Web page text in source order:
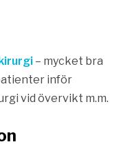
– mycket bra
inför
vid övervikt m.m.